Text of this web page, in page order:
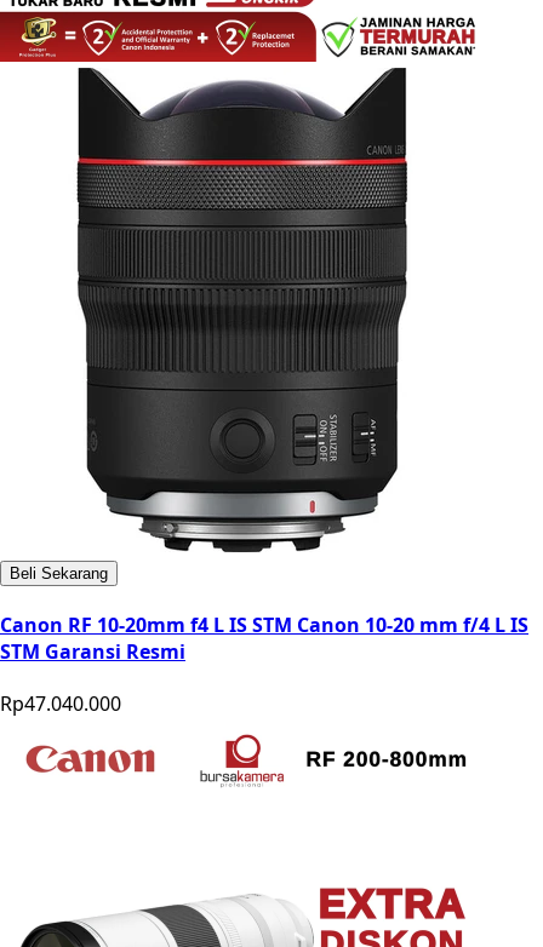
Beli Sekarang
Canon RF 10-20mm f4 L IS STM Canon 10-20 mm f/4 L IS
STM Garansi Resmi
Rp47.040.000